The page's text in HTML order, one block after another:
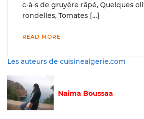
c-à-s de gruyère râpé, Quelques
rondelles, Tomates […]
READ MORE
Les auteurs de cuisinealgerie.com
Naima Boussaa